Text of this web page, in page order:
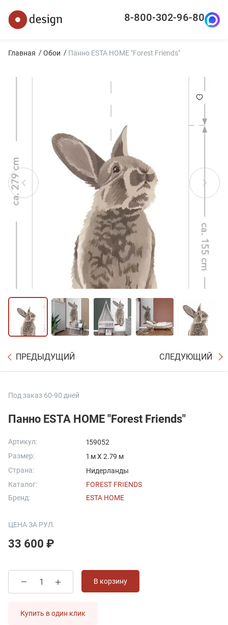
8-800-302-96-80
Главная Обои Панно ESTA HOME "Forest Friends"
ПРЕДЫДУЩИЙ СЛЕДУЮЩИЙ
Под заказ 60-90 дней
Панно ESTA HOME "Forest Friends"
Артикул:
159052
Размер:
1 м X 2.79 м
Страна:
Нидерланды
Каталог:
FOREST FRIENDS
Бренд:
ESTA HOME
ЦЕНА ЗА РУЛ.
33 600 ₽
В корзину
Купить в один клик